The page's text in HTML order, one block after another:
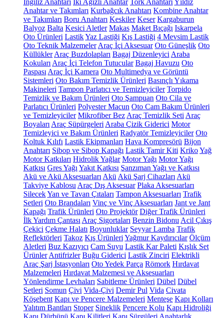
İngiliz Anahtarı İki Ağızlı Anahtar Tork Anahtarı Yıldız
Anahtar ve Takımları Kurbağcık Anahtarı Kombine Anahtar
ve Takımları Boru Anahtarı Keskiler Keser Kargaburun
Balyoz Balta Kesici Aletler Makas Maket Bıçağı Iskarpela
Oto Ürünleri LastikYaz Lastiği Kış Lastiği 4 Mevsim Lastik
Oto Teknik Malzemeler Araç İçi Aksesuar Oto Güneşlik Oto
Küllükler Araç Buzdolapları Bagaj Düzenleyici Araba
Kokuları Araç İçi Telefon Tutucular Bagaj Havuzu Oto
Paspası Araç İçi Kamera Oto Multimedya ve Görüntü
Sistemleri Oto Bakım Temizlik Ürünleri Basınçlı Yıkama
Makineleri Tampon Parlatıcı ve Temizleyiciler Torpido
Temizlik ve Bakım Ürünleri Oto Şampuan Oto Cila ve
Parlatıcı Ürünleri Polyester Macun Oto Cam Bakım Ürünleri
ve Temizleyiciler Mikrofiber Bez Araç Temizlik Seti Araç
Boyaları Araç Süpürgeleri Araba Çizik Giderici Motor
Temizleyici ve Bakım Ürünleri Radyatör Temizleyiciler Oto
Koltuk Kılıfı Lastik Ekipmanları Hava Kompresörü Bijon
Anahtarı Sibop ve Sibop Kapağı Lastik Tamir Kiti KrikoYağ
Motor Katkıları Hidrolik Yağlar Motor Yağı Motor Yağı
Katkısı Gres Yağı Yakıt Katkısı Şanzıman Yağı ve Katkısı
Akü ve Akü Aksesuarları Akü Akü Şarj Cihazları Akü
Takviye Kablosu Araç Dış Aksesuar Plaka Aksesuarları
SilecekYan ve Tavan Çıtaları Tampon Aksesuarları Trafik
Setleri Oto Brandaları Vinç ve Vinç Aksesuarları Jant ve Jant
Kapağı Trafik Ürünleri Oto Projektör Diğer Trafik Ürünleri
İlk Yardım Çantası Araç Sigortaları Benzin Bidonu Acil Çıkış
Çekici Çekme Halatı Boyunluklar Seyyar Lamba Trafik
Reflektörleri Takoz Kış Ürünleri Yağmur Kaydırıcılar Ölçüm
Aletleri Buz Kazıyıcı Cam Suyu Lastik Kar Paleti Kışlık Set
Ürünler Antifrizler Buğu Giderici Lastik Zinciri Elektrikli
Araç Şarj İstasyonları Oto Yedek Parça Römork Hırdavat
Malzemeleri Hırdavat Malzemesi ve Aksesuarları
Yönlendirme Levhaları Sabitleme Ürünleri Dübel Dübel
Setleri Somun Çivi Vida-Çivi Demir Pul Vida Civata
Köşebent Kapı ve Pencere Malzemeleri Menteşe Kapı Kolları
Yalıtım Bantları Stoper Sineklik Pencere Kolu Kapı Hidroliği
Kapı Dürbünü Kapı Kilitleri Kapı Sürgüleri Anahtarlık